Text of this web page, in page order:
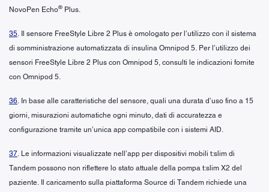
NovoPen Echo® Plus.
35. Il sensore FreeStyle Libre 2 Plus è omologato per l’utilizzo con il sistema
di somministrazione automatizzata di insulina Omnipod 5. Per l’utilizzo dei
sensori FreeStyle Libre 2 Plus con Omnipod 5, consulti le indicazioni fornite
con Omnipod 5.
36. In base alle caratteristiche del sensore, quali una durata d’uso fino a 15
giorni, misurazioni automatiche ogni minuto, dati di accuratezza e
configurazione tramite un’unica app compatibile con i sistemi AID.
37. Le informazioni visualizzate nell’app per dispositivi mobili t:slim di
Tandem possono non riflettere lo stato attuale della pompa t:slim X2 del
paziente. Il caricamento sulla piattaforma Source di Tandem richiede una